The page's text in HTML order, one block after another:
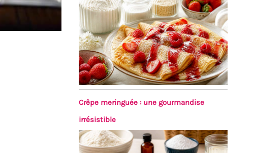
Crêpe meringuée : une gourmandise
irrésistible